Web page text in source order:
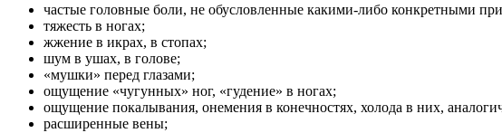
частые головные боли, не обусловленные какими-либо конкретными
тяжесть в ногах;
жжение в икрах, в стопах;
шум в ушах, в голове;
«мушки» перед глазами;
ощущение «чугунных» ног, «гудение» в ногах;
ощущение покалывания, онемения в конечностях, холода в них,
расширенные вены;